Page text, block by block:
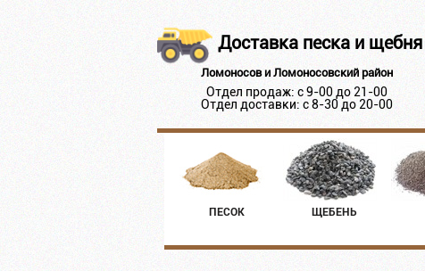
Доставка песка и щебня
Ломоносов и Ломоносовский район
Отдел продаж: с 9-00 до 21-00
Отдел доставки: с 8-30 до 20-00
ПЕСОК ЩЕБЕНЬ